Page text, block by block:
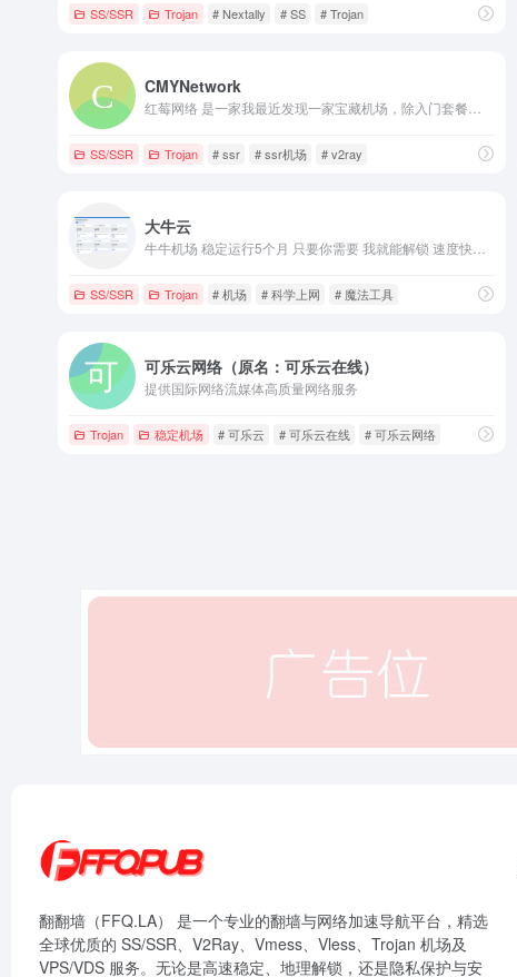
SS/SSR Trojan # Nextally # SS # Trojan
CMYNetwork
SS/SSR Trojan # ssr # ssr机场 # v2ray
大牛云
SS/SSR Trojan # 机场 # 科学上网 # 魔法工具
可乐云网络（原名：可乐云在线）
提供国际网络流媒体高质量网络服务
Trojan 稳定机场 # 可乐云 # 可乐云在线 # 可乐云网络
翻翻墙（FFQ.LA） 是一个专业的翻墙与网络加速导航平台，精选
全球优质的 SS/SSR、V2Ray、Vmess、Vless、Trojan 机场及
VPS/VDS 服务。无论是高速稳定、地理解锁，还是隐私保护与安